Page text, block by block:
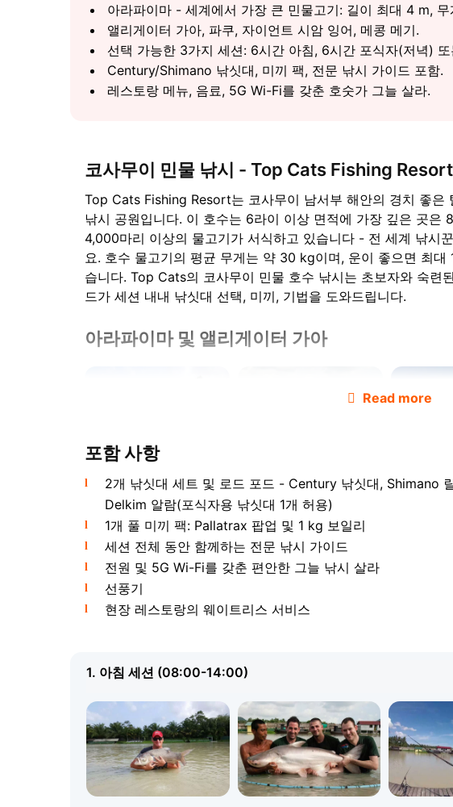
아라파이마 - 세계에서 가장 큰 민물고기: 길이 최대 4 m,
앨리게이터 가아, 파쿠, 자이언트 시암 잉어, 메콩 메기.
선택 가능한 3가지 세션: 6시간 아침, 6시간 포식자(저녁)
Century/Shimano 낚싯대, 미끼 팩, 전문 낚시 가이드 포함.
레스토랑 메뉴, 음료, 5G Wi-Fi를 갖춘 호숫가 그늘 살라.
코사무이 민물 낚시 - Top Cats Fishing Resort
Top Cats Fishing Resort는 코사무이 남서부 해안의 경치 좋은
낚시 공원입니다. 이 호수는 6라이 이상 면적에 가장 깊은 곳은
4,000마리 이상의 물고기가 서식하고 있습니다 - 전 세계 낚시
요. 호수 물고기의 평균 무게는 약 30 kg이며, 운이 좋으면 최
습니다. Top Cats의 코사무이 민물 호수 낚시는 초보자와 숙련
드가 세션 내내 낚싯대 선택, 미끼, 기법을 도와드립니다.
아라파이마 및 앨리게이터 가아
호수의 스타는 아라파이마- 세계에서 가장 큰 민물고기입니다.
게가 최대 300 kg까지 나갑니다. 낚시꾼들은 이 전설적인 거인
로 찾아옵니다. 특별히 훈련된 도우미가 함께하는 전용 아라파
릿한 것은앨리게이터 가아- 독특하게 길쭉한 턱을 가진 선사시
산지이며 트로피 낚시를 위해 이곳에 방류되었습니다. 모든 물
피 사진을 찍고 나면 물고기는 다치지 않고 호수로 돌아갑니다.
자이언트 시암 잉어 및 기타 어종
호수에는 6종의 잉어가 서식합니다 - 열성적인 잉어 낚시꾼이
Read more
포함 사항
2개 낚싯대 세트 및 로드 포드 - Century 낚싯대, Shimano
Delkim 알람(포식자용 낚싯대 1개 허용)
1개 풀 미끼 팩: Pallatrax 팝업 및 1 kg 보일리
세션 전체 동안 함께하는 전문 낚시 가이드
전원 및 5G Wi-Fi를 갖춘 편안한 그늘 낚시 살라
선풍기
현장 레스토랑의 웨이트리스 서비스
1. 아침 세션 (08:00-14:00)